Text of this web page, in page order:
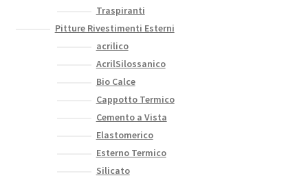
Traspiranti
Pitture Rivestimenti Esterni
acrilico
AcrilSilossanico
Bio Calce
Cappotto Termico
Cemento a Vista
Elastomerico
Esterno Termico
Silicato